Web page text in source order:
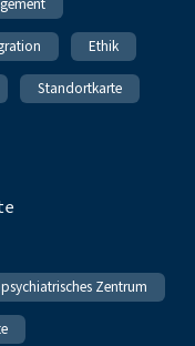
Ethik
Standortkarte
Zentrum